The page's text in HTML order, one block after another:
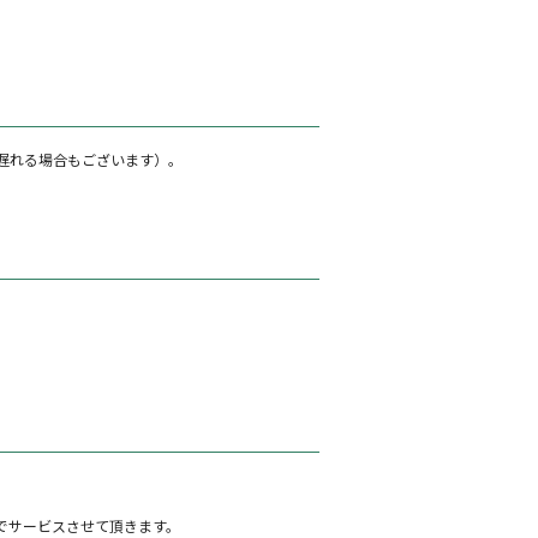
る場合もございます）。
ービスさせて頂きます。